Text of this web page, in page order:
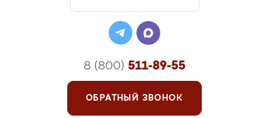
8 (800) 511-89-55
ОБРАТНЫЙ ЗВОНОК